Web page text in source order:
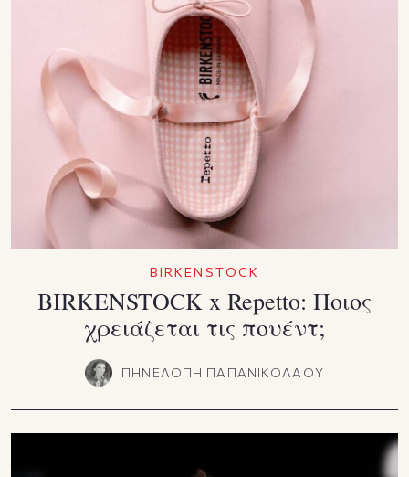
BIRKENSTOCK
BIRKENSTOCK x Repetto: Ποιος
χρειάζεται τις πουέντ;
ΠΗΝΕΛΟΠΗ ΠΑΠΑΝΙΚΟΛΑΟΥ